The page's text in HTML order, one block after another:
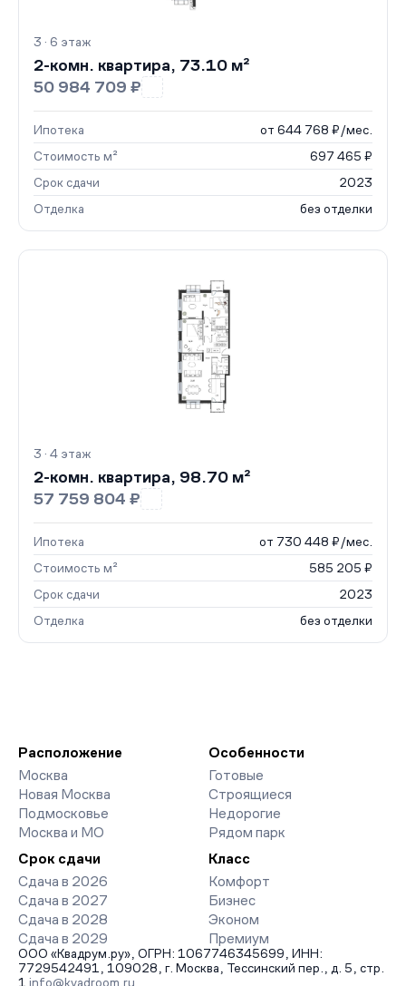
3 · 6 этаж
2-комн. квартира, 73.10 м²
50 984 709 ₽
Ипотека
от 644 768 ₽/мес.
Стоимость м²
697 465 ₽
Срок сдачи
2023
Отделка
без отделки
3 · 4 этаж
2-комн. квартира, 98.70 м²
57 759 804 ₽
Ипотека
от 730 448 ₽/мес.
Стоимость м²
585 205 ₽
Срок сдачи
2023
Отделка
без отделки
Расположение
Москва
Новая Москва
Подмосковье
Москва и МО
Особенности
Готовые
Строящиеся
Недорогие
Рядом парк
Срок сдачи
Сдача в 2026
Сдача в 2027
Сдача в 2028
Сдача в 2029
Класс
Комфорт
Бизнес
Эконом
Премиум
ООО «Квадрум.ру», ОГРН: 1067746345699, ИНН:
7729542491, 109028, г. Москва, Тессинский пер., д. 5, стр.
1 info@kvadroom.ru